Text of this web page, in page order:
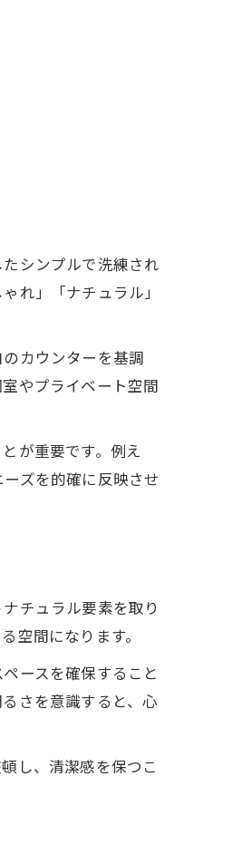
シンプルで洗練され
れ」「ナチュラル」
カウンターを基調
やプライベート空間
が重要です。例え
ズを的確に反映させ
チュラル要素を取り
空間になります。
ースを確保すること
さを意識すると、心
し、清潔感を保つこ